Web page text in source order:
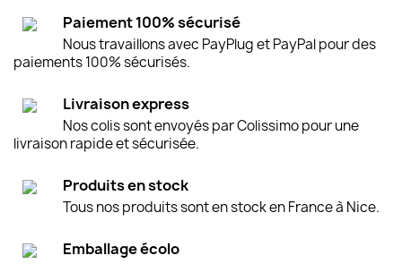
Paiement 100% sécurisé
Nous travaillons avec PayPlug et PayPal pour des
paiements 100% sécurisés.
Livraison express
Nos colis sont envoyés par Colissimo pour une
livraison rapide et sécurisée.
Produits en stock
Tous nos produits sont en stock en France à Nice.
Emballage écolo